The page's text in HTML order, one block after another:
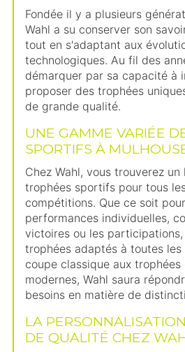
Fondée il y a plusieurs
Wahl a su conserver son
tout en s'adaptant aux
technologiques. Au fil des
démarquer par sa capacité à
proposer des trophées
de grande qualité.
UNE GAMME VARIÉE
SPORTIFS À
Chez Wahl, vous trouverez
trophées sportifs pour tous
compétitions. Que ce soit
performances individuelles,
victoires ou les
trophées adaptés à toutes les
coupe classique aux trophées
modernes, Wahl saura
besoins en matière de
LA
DE QUALITÉ CHEZ